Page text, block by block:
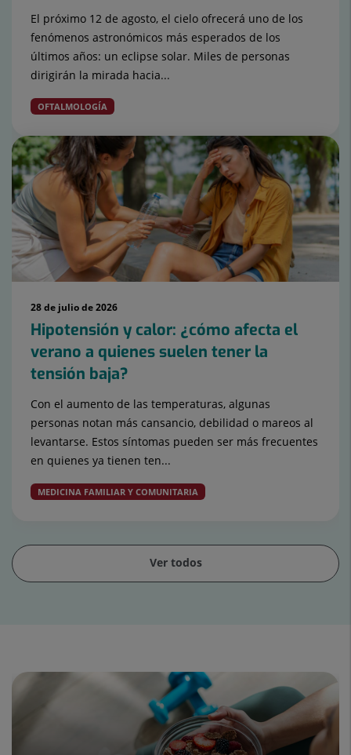
El próximo 12 de agosto, el cielo ofrecerá uno de los
fenómenos astronómicos más esperados de los
últimos años: un eclipse solar. Miles de personas
dirigirán la mirada hacia...
OFTALMOLOGÍA
28 de julio de 2026
Hipotensión y calor: ¿cómo afecta el
verano a quienes suelen tener la
tensión baja?
Con el aumento de las temperaturas, algunas
personas notan más cansancio, debilidad o mareos al
levantarse. Estos síntomas pueden ser más frecuentes
en quienes ya tienen ten...
MEDICINA FAMILIAR Y COMUNITARIA
Ver todos